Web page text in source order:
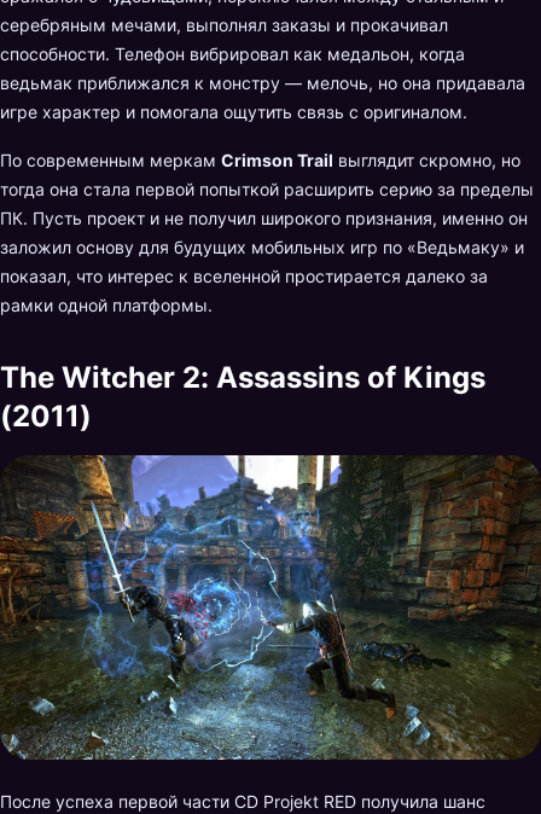
серебряным мечами, выполнял заказы и прокачивал
способности. Телефон вибрировал как медальон, когда
ведьмак приближался к монстру — мелочь, но она придавала
игре характер и помогала ощутить связь с оригиналом.
По современным меркам Crimson Trail выглядит скромно, но
тогда она стала первой попыткой расширить серию за пределы
ПК. Пусть проект и не получил широкого признания, именно он
заложил основу для будущих мобильных игр по «Ведьмаку» и
показал, что интерес к вселенной простирается далеко за
рамки одной платформы.
The Witcher 2: Assassins of Kings
(2011)
После успеха первой части CD Projekt RED получила шанс